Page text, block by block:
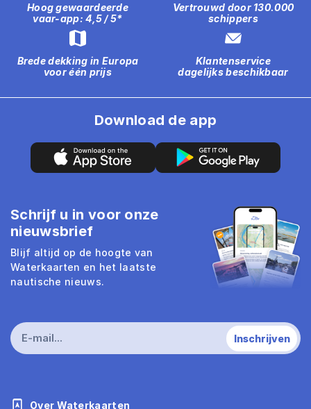
Hoog gewaardeerde
vaar-app: 4,5 / 5*
Vertrouwd door 130.000
schippers
Brede dekking in Europa
voor één prijs
Klantenservice
dagelijks beschikbaar
Over Waterkaarten
Download de app
Schrijf u in voor onze
nieuwsbrief
Blijf altijd op de hoogte van
Waterkaarten en het laatste
nautische nieuws.